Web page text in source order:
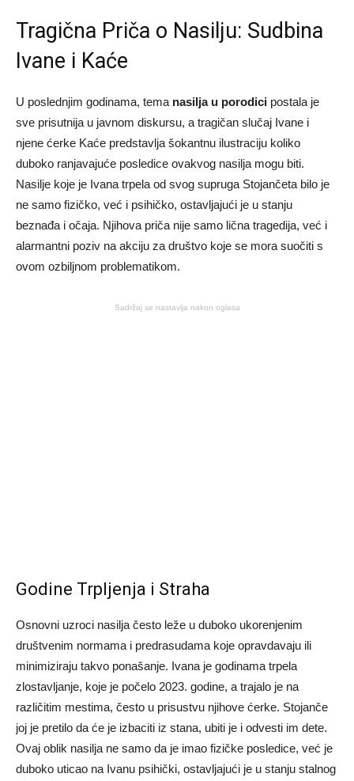
Tragična Priča o Nasilju: Sudbina
Ivane i Kaće
U poslednjim godinama, tema nasilja u porodici postala je
sve prisutnija u javnom diskursu, a tragičan slučaj Ivane i
njene ćerke Kaće predstavlja šokantnu ilustraciju koliko
duboko ranjavajuće posledice ovakvog nasilja mogu biti.
Nasilje koje je Ivana trpela od svog supruga Stojančeta bilo je
ne samo fizičko, već i psihičko, ostavljajući je u stanju
beznađa i očaja. Njihova priča nije samo lična tragedija, već i
alarmantni poziv na akciju za društvo koje se mora suočiti s
ovom ozbiljnom problematikom.
Sadržaj se nastavlja nakon oglasa
Godine Trpljenja i Straha
Osnovni uzroci nasilja često leže u duboko ukorenjenim
društvenim normama i predrasudama koje opravdavaju ili
minimiziraju takvo ponašanje. Ivana je godinama trpela
zlostavljanje, koje je počelo 2023. godine, a trajalo je na
različitim mestima, često u prisustvu njihove ćerke. Stojanče
joj je pretilo da će je izbaciti iz stana, ubiti je i odvesti im dete.
Ovaj oblik nasilja ne samo da je imao fizičke posledice, već je
duboko uticao na Ivanu psihički, ostavljajući je u stanju stalnog